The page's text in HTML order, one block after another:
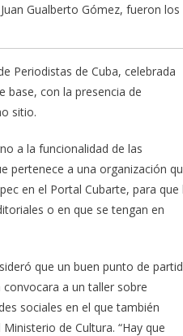
Gualberto Gómez, fueron los
Periodistas de Cuba, celebrada
base, con la presencia de
sitio.
a la funcionalidad de las
pertenece a una organización
en el Portal Cubarte, para que
o en que se tengan en
que un buen punto de
a un taller sobre
sociales en el que también
de Cultura. “Hay que